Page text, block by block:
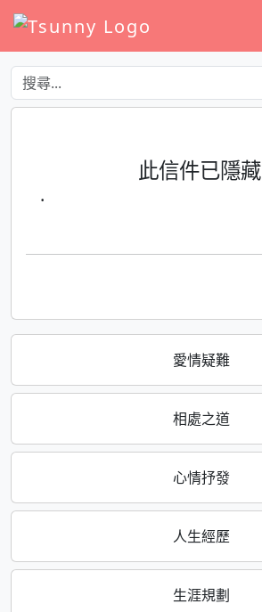
愛情疑難
相處之道
心情抒發
人生經歷
生涯規劃
此信件已隱藏
·